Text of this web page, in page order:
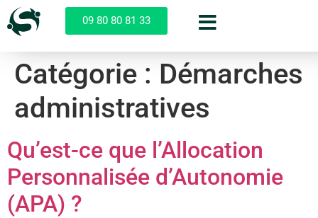
09 80 80 81 33
Catégorie : Démarches
administratives
Qu’est-ce que l’Allocation
Personnalisée d’Autonomie
(APA) ?